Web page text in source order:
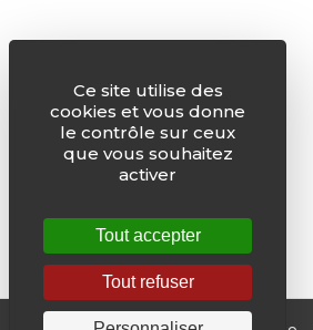
Ce site utilise des
cookies et vous donne
le contrôle sur ceux
que vous souhaitez
activer
Tout accepter
Tout refuser